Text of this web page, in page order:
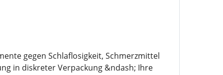
gegen Schlaflosigkeit, Schmerzmittel
in diskreter Verpackung &ndash; Ihre